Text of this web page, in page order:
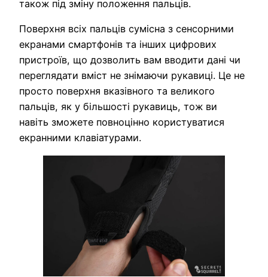
також під зміну положення пальців.
Поверхня всіх пальців сумісна з сенсорними
екранами смартфонів та інших цифрових
пристроїв, що дозволить вам вводити дані чи
переглядати вміст не знімаючи рукавиці. Це не
просто поверхня вказівного та великого
пальців, як у більшості рукавиць, тож ви
навіть зможете повноцінно користуватися
екранними клавіатурами.